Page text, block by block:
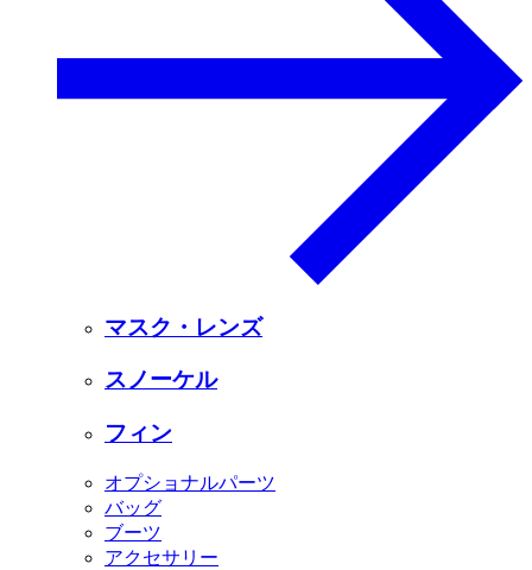
マスク・レンズ
スノーケル
フィン
オプショナルパーツ
バッグ
ブーツ
アクセサリー